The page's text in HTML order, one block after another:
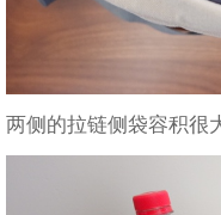
两侧的拉链侧袋容积很